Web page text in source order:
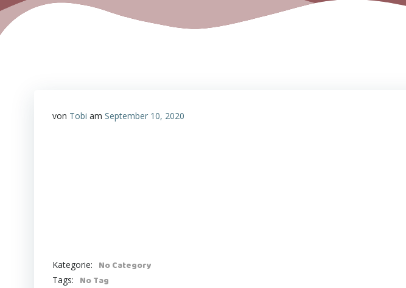
von Tobi am September 10, 2020
Kategorie: No Category
Tags: No Tag